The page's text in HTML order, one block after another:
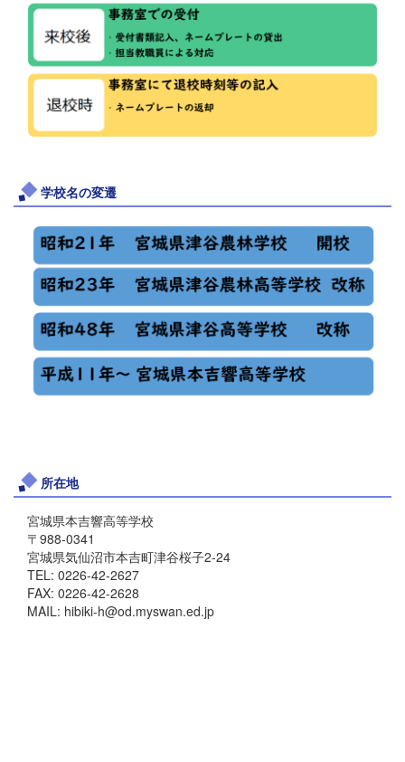
学校名の変遷
所在地
宮城県本吉響高等学校
〒988-0341
宮城県気仙沼市本吉町津谷桜子2-24
TEL: 0226-42-2627
FAX: 0226-42-2628
MAIL: hibiki-h@od.myswan.ed.jp